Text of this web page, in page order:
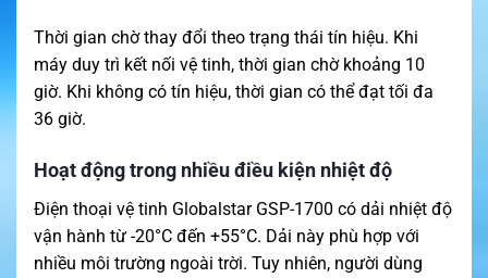
Thời gian chờ thay đổi theo trạng thái tín hiệu. Khi
máy duy trì kết nối vệ tinh, thời gian chờ khoảng 10
giờ. Khi không có tín hiệu, thời gian có thể đạt tối đa
36 giờ.
Hoạt động trong nhiều điều kiện nhiệt độ
Điện thoại vệ tinh Globalstar GSP-1700 có dải nhiệt độ
vận hành từ -20°C đến +55°C. Dải này phù hợp với
nhiều môi trường ngoài trời. Tuy nhiên, người dùng